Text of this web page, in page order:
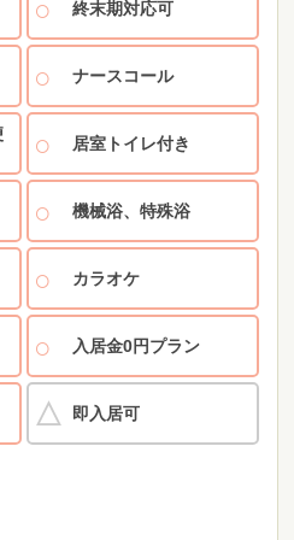
終末期対応可
ナースコール
居室トイレ付き
機械浴、特殊浴
カラオケ
入居金0円プラン
即入居可